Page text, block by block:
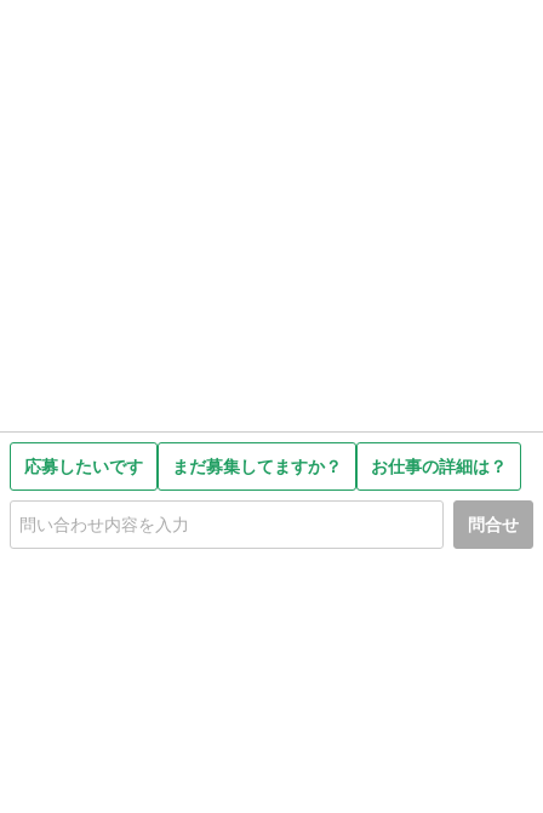
応募したいです まだ募集してますか？ お仕事の詳細は？
問合せ